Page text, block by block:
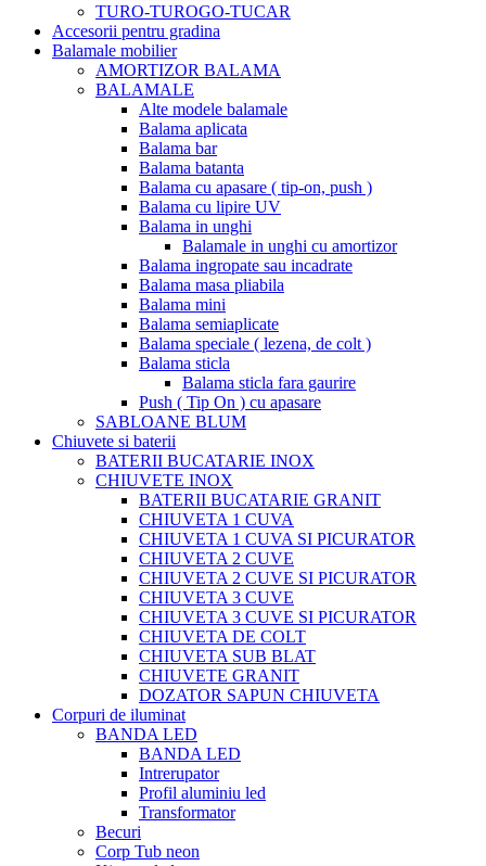
TURO-TUROGO-TUCAR
Accesorii pentru gradina
Balamale mobilier
AMORTIZOR BALAMA
BALAMALE
Alte modele balamale
Balama aplicata
Balama bar
Balama batanta
Balama cu apasare ( tip-on, push )
Balama cu lipire UV
Balama in unghi
Balamale in unghi cu amortizor
Balama ingropate sau incadrate
Balama masa pliabila
Balama mini
Balama semiaplicate
Balama speciale ( lezena, de colt )
Balama sticla
Balama sticla fara gaurire
Push ( Tip On ) cu apasare
SABLOANE BLUM
Chiuvete si baterii
BATERII BUCATARIE INOX
CHIUVETE INOX
BATERII BUCATARIE GRANIT
CHIUVETA 1 CUVA
CHIUVETA 1 CUVA SI PICURATOR
CHIUVETA 2 CUVE
CHIUVETA 2 CUVE SI PICURATOR
CHIUVETA 3 CUVE
CHIUVETA 3 CUVE SI PICURATOR
CHIUVETA DE COLT
CHIUVETA SUB BLAT
CHIUVETE GRANIT
DOZATOR SAPUN CHIUVETA
Corpuri de iluminat
BANDA LED
BANDA LED
Intrerupator
Profil aluminiu led
Transformator
Becuri
Corp Tub neon